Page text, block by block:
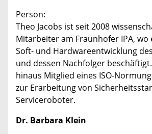
Person:
Theo Jacobs ist seit 2008
Mitarbeiter am Fraunhofer IPA,
Soft- und Hardwareentwicklung
und dessen Nachfolger
hinaus Mitglied eines ISO-
zur Erarbeitung von
Serviceroboter.
Dr. Barbara Klein